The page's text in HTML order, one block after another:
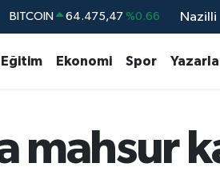
DOLAR 47,5971 %0.05
BİST100
BITCOIN 64.475,47 %0.66
Nazilli
Eğitim Ekonomi Spor
mahsur